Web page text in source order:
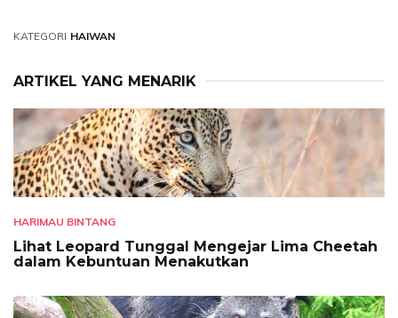
KATEGORI HAIWAN
ARTIKEL YANG MENARIK
HARIMAU BINTANG
Lihat Leopard Tunggal Mengejar Lima Cheetah
dalam Kebuntuan Menakutkan